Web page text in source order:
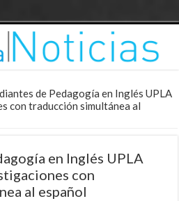
de Pedagogía en Inglés UPLA
con traducción simultánea al
en Inglés UPLA
con
al español